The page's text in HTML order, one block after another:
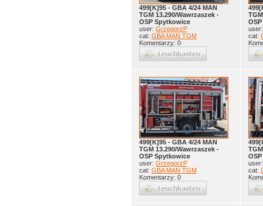
499[K]95 - GBA 4/24 MAN
TGM 13.290/Wawrzaszek -
OSP Spytkowice
user: GrzegorzP
cat: GBA MAN TGM
Komentarzy: 0
cat:
499[K]95 - GBA 4/24 MAN
TGM 13.290/Wawrzaszek -
OSP Spytkowice
user: GrzegorzP
cat: GBA MAN TGM
Komentarzy: 0
cat: